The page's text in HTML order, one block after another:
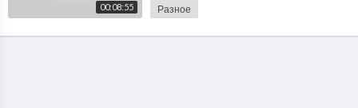
00:08:55 Разное